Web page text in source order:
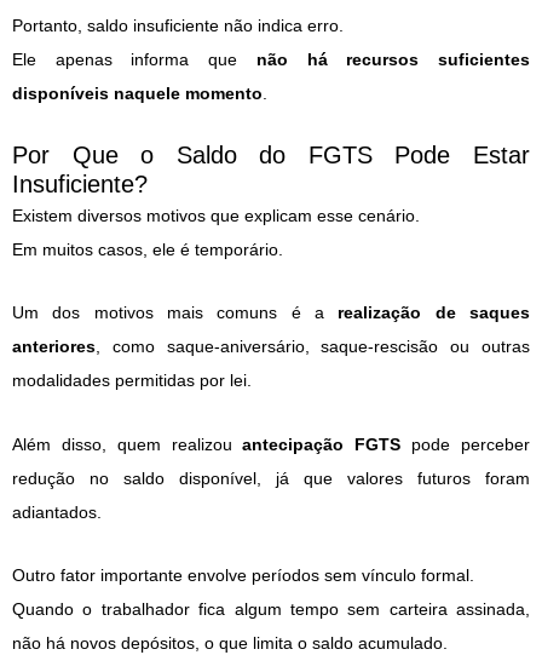
Portanto, saldo insuficiente não indica erro.
Ele apenas informa que não há recursos suficientes
disponíveis naquele momento.
Por Que o Saldo do FGTS Pode Estar
Insuficiente?
Existem diversos motivos que explicam esse cenário.
Em muitos casos, ele é temporário.
Um dos motivos mais comuns é a realização de saques
anteriores, como saque-aniversário, saque-rescisão ou outras
modalidades permitidas por lei.
Além disso, quem realizouantecipação FGTS pode perceber
redução no saldo disponível, já que valores futuros foram
adiantados.
Outro fator importante envolve períodos sem vínculo formal.
Quando o trabalhador fica algum tempo sem carteira assinada,
não há novos depósitos, o que limita o saldo acumulado.